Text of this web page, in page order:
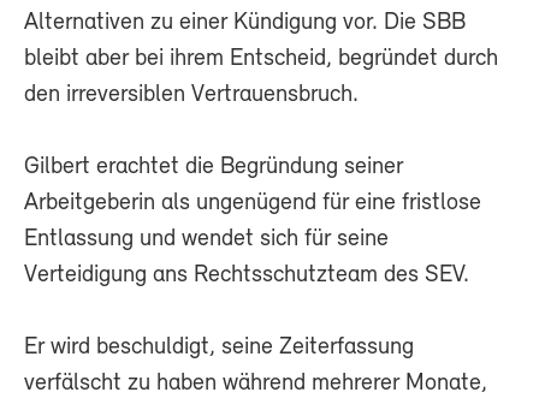
Alternativen zu einer Kündigung vor. Die SBB
bleibt aber bei ihrem Entscheid, begründet durch
den irreversiblen Vertrauensbruch.
Gilbert erachtet die Begründung seiner
Arbeitgeberin als ungenügend für eine fristlose
Entlassung und wendet sich für seine
Verteidigung ans Rechtsschutzteam des SEV.
Er wird beschuldigt, seine Zeiterfassung
verfälscht zu haben während mehrerer Monate,